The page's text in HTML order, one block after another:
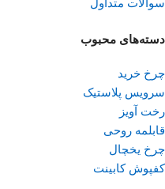
سوالات متداول
دسته‌های محبوب
چرخ خرید
سرویس پلاستیک
رخت آویز
قابلمه روحی
چرخ یخچال
کفپوش کابینت